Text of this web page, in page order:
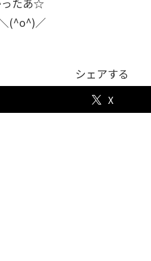
(^o^)／
シェアする
X